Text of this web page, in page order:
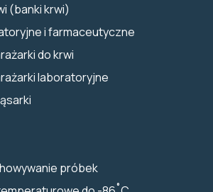
(banki krwi)
i farmaceutyczne
do krwi
laboratoryjne
próbek